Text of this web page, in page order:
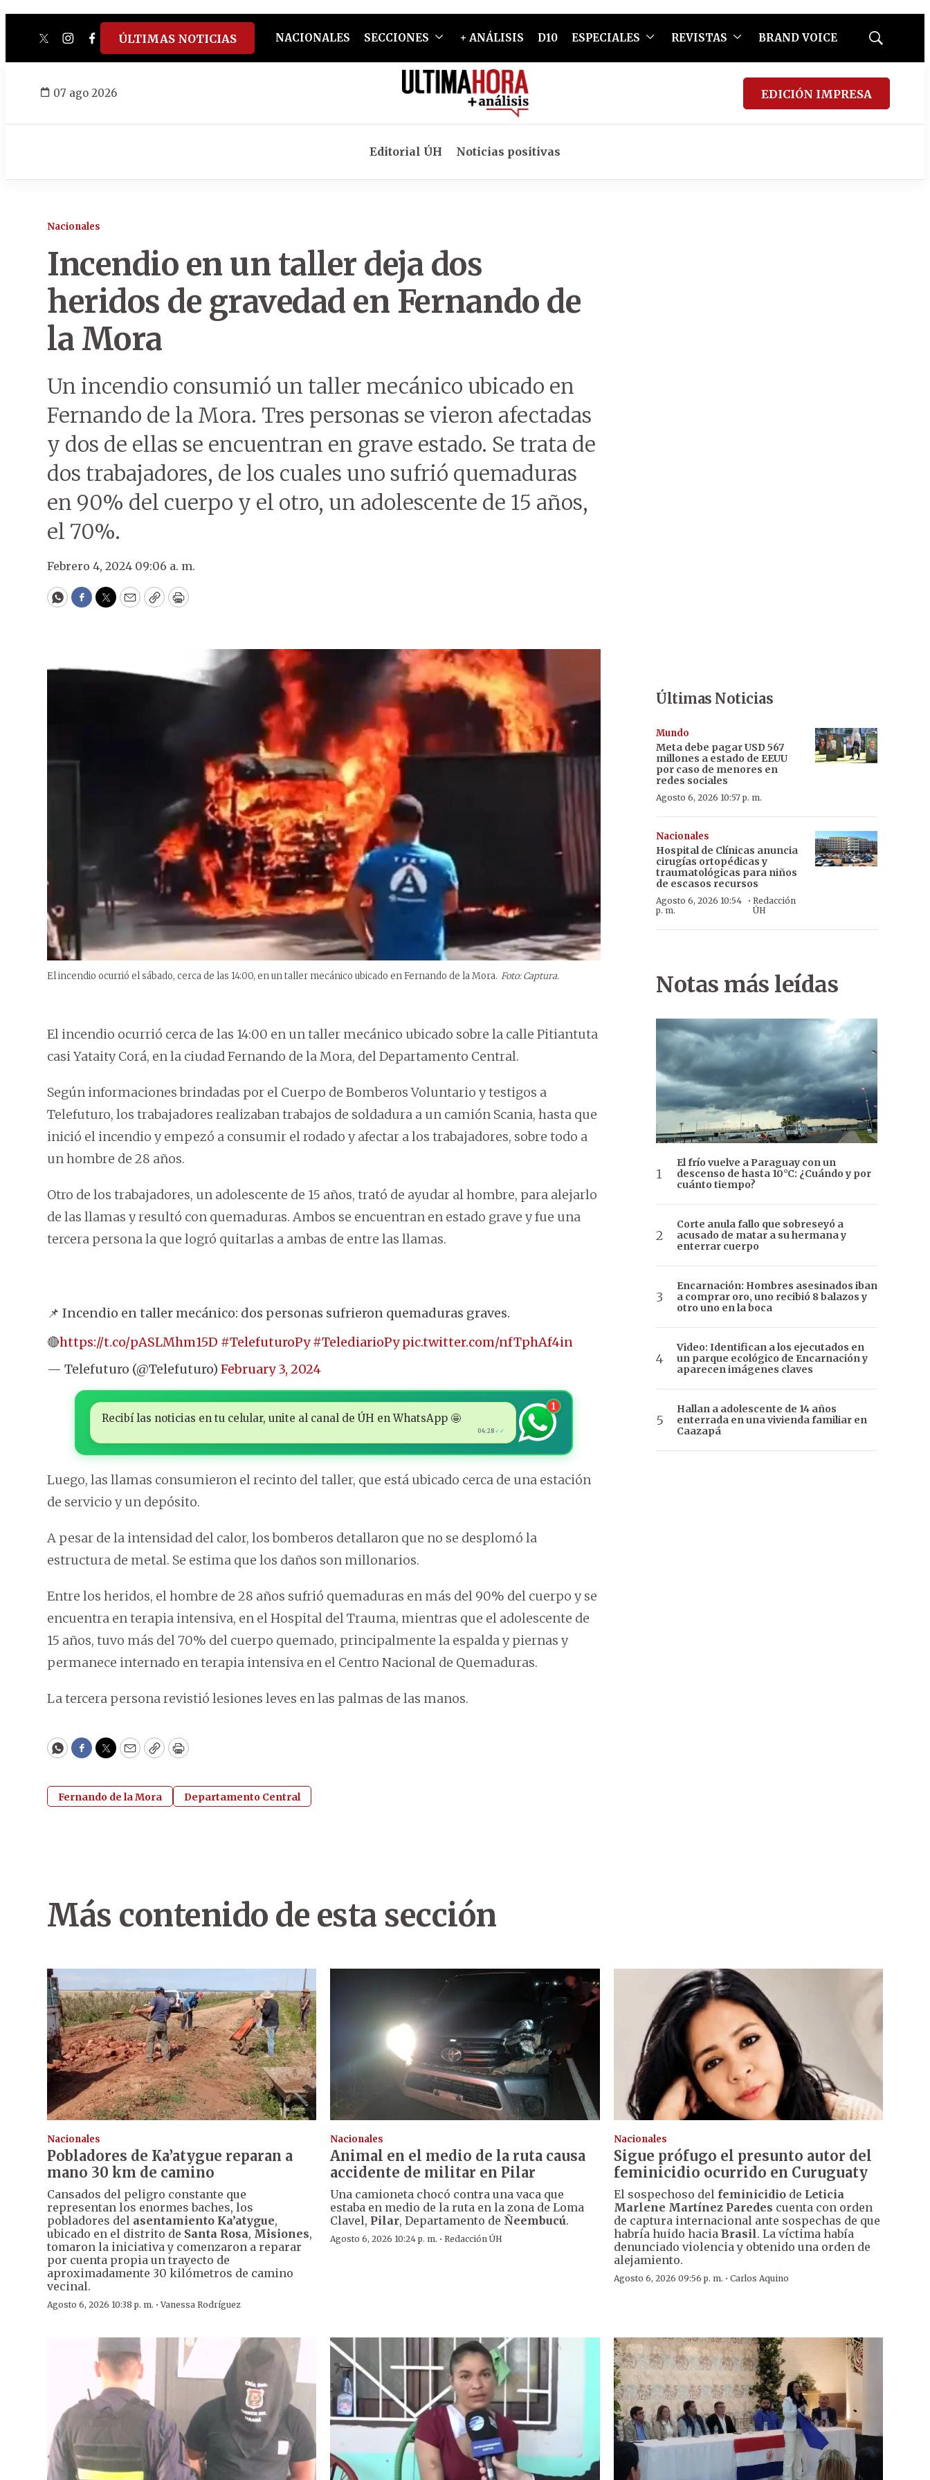
twitterinstagram
facebook
tiktokyoutube
spotify
ÚLTIMAS NOTICIAS NACIONALES SECCIONES + ANÁLISIS D10 ESPECIALES REVISTAS BRAND VOICE
Mostrar
07 ago 2026 EDICIÓN IMPRESA
Editorial ÚH Noticias positivas
Nacionales
Incendio en un taller deja dos
heridos de gravedad en Fernando de
la Mora
Un incendio consumió un taller mecánico ubicado en
Fernando de la Mora. Tres personas se vieron afectadas
y dos de ellas se encuentran en grave estado. Se trata de
dos trabajadores, de los cuales uno sufrió quemaduras
en 90% del cuerpo y el otro, un adolescente de 15 años,
el 70%.
Febrero 4, 2024 09:06 a. m.
WhatsApp
Facebook
Twitter
EmailCopyPrint
El incendio ocurrió el sábado, cerca de las 14:00, en un taller mecánico ubicado en Fernando de la Mora. Foto: Captura.
El incendio ocurrió cerca de las 14:00 en un taller mecánico ubicado sobre la calle Pitiantuta
casi Yataity Corá, en la ciudad Fernando de la Mora, del Departamento Central.
Según informaciones brindadas por el Cuerpo de Bomberos Voluntario y testigos a
Telefuturo, los trabajadores realizaban trabajos de soldadura a un camión Scania, hasta que
inició el incendio y empezó a consumir el rodado y afectar a los trabajadores, sobre todo a
un hombre de 28 años.
Otro de los trabajadores, un adolescente de 15 años, trató de ayudar al hombre, para alejarlo
de las llamas y resultó con quemaduras. Ambos se encuentran en estado grave y fue una
tercera persona la que logró quitarlas a ambas de entre las llamas.
📌 Incendio en taller mecánico: dos personas sufrieron quemaduras graves.
🔴https://t.co/pASLMhm15D #TelefuturoPy #TelediarioPy pic.twitter.com/nfTphAf4in
— Telefuturo (@Telefuturo) February 3, 2024
Recibí las noticias en tu celular, unite al canal de ÚH en WhatsApp 🤩
04:28 ✓✓
1
Luego, las llamas consumieron el recinto del taller, que está ubicado cerca de una estación
de servicio y un depósito.
A pesar de la intensidad del calor, los bomberos detallaron que no se desplomó la
estructura de metal. Se estima que los daños son millonarios.
Entre los heridos, el hombre de 28 años sufrió quemaduras en más del 90% del cuerpo y se
encuentra en terapia intensiva, en el Hospital del Trauma, mientras que el adolescente de
15 años, tuvo más del 70% del cuerpo quemado, principalmente la espalda y piernas y
permanece internado en terapia intensiva en el Centro Nacional de Quemaduras.
La tercera persona revistió lesiones leves en las palmas de las manos.
WhatsApp
Facebook
Twitter
EmailCopyPrint
Fernando de la Mora Departamento Central
Últimas Noticias
Mundo
Meta debe pagar USD 567
millones a estado de EEUU
por caso de menores en
redes sociales
Agosto 6, 2026 10:57 p. m.
Nacionales
Hospital de Clínicas anuncia
cirugías ortopédicas y
traumatológicas para niños
de escasos recursos
Agosto 6, 2026 10:54
p. m.
· Redacción
ÚH
Notas más leídas
El frío vuelve a Paraguay con un
descenso de hasta 10°C: ¿Cuándo y por
cuánto tiempo?
Corte anula fallo que sobreseyó a
acusado de matar a su hermana y
enterrar cuerpo
Encarnación: Hombres asesinados iban
a comprar oro, uno recibió 8 balazos y
otro uno en la boca
Video: Identifican a los ejecutados en
un parque ecológico de Encarnación y
aparecen imágenes claves
Hallan a adolescente de 14 años
enterrada en una vivienda familiar en
Caazapá
Más contenido de esta sección
Nacionales
Pobladores de Ka’atygue reparan a
mano 30 km de camino
Cansados del peligro constante que
representan los enormes baches, los
pobladores del asentamiento Ka’atygue,
ubicado en el distrito de Santa Rosa, Misiones,
tomaron la iniciativa y comenzaron a reparar
por cuenta propia un trayecto de
aproximadamente 30 kilómetros de camino
vecinal.
Agosto 6, 2026 10:38 p. m. ·Vanessa Rodríguez
Nacionales
Animal en el medio de la ruta causa
accidente de militar en Pilar
Una camioneta chocó contra una vaca que
estaba en medio de la ruta en la zona de Loma
Clavel, Pilar, Departamento de Ñeembucú.
Agosto 6, 2026 10:24 p. m. ·Redacción ÚH
Nacionales
Sigue prófugo el presunto autor del
feminicidio ocurrido en Curuguaty
El sospechoso del feminicidiode Leticia
Marlene Martínez Paredes cuenta con orden
de captura internacional ante sospechas de que
habría huido hacia Brasil. La víctima había
denunciado violencia y obtenido una orden de
alejamiento.
Agosto 6, 2026 09:56 p. m. · Carlos Aquino